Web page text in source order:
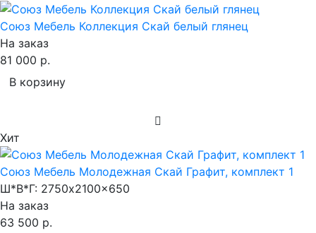
Союз Мебель Коллекция Скай белый глянец
На заказ
81 000 р.
В корзину
Хит
Союз Мебель Молодежная Скай Графит, комплект 1
Ш*В*Г: 2750x2100x650
На заказ
63 500 р.